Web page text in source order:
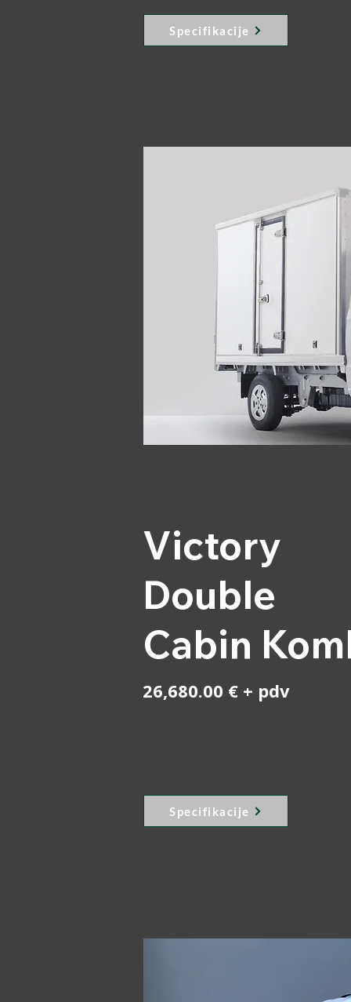
Specifikacije
26,680.00 € + pdv
Victory
Double
Cabin
Specifikacije